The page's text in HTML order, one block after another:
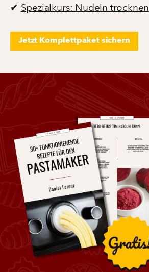
✔ Spezialkurs: Nudeln trocknen
Jetzt Komplettpaket sichern